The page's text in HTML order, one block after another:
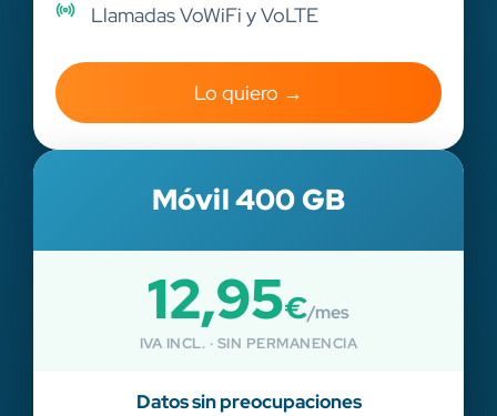
Llamadas VoWiFi y VoLTE
Lo quiero →
Móvil 400 GB
12,95€/mes
IVA INCL. · SIN PERMANENCIA
Datos sin preocupaciones